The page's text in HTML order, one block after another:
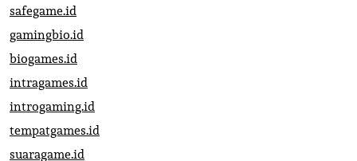
safegame.id
gamingbio.id
biogames.id
intragames.id
introgaming.id
tempatgames.id
suaragame.id